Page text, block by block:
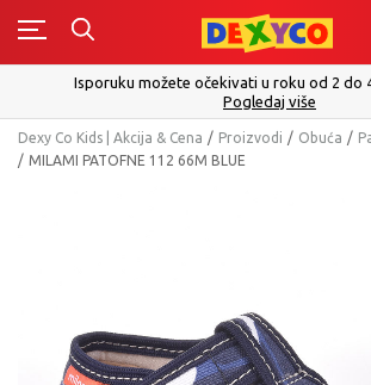
0
Isporuku možete očekivati u roku od 2 do
Pogledaj više
Dexy Co Kids | Akcija & Cena Proizvodi Obuća
MILAMI PATOFNE 112 66M BLUE